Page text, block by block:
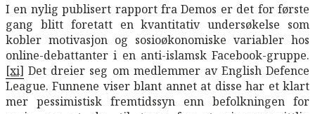
I en nylig publisert rapport fra Demos er det for første
gang blitt foretatt en kvantitativ undersøkelse som
kobler motivasjon og sosioøkonomiske variabler hos
online-debattanter i en anti-islamsk Facebook-gruppe.
[xi] Det dreier seg om medlemmer av English Defence
League. Funnene viser blant annet at disse har et klart
mer pessimistisk fremtidssyn enn befolkningen for